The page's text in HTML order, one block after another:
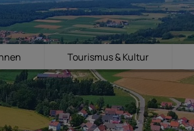
Tourismus & Kultur